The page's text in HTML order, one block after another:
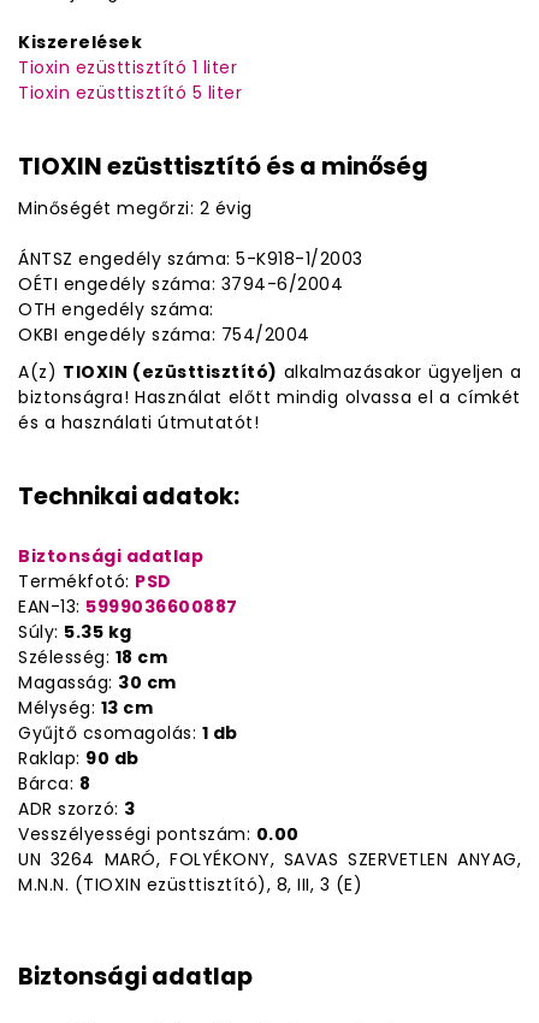
Kiszerelések
Tioxin ezüsttisztító 1 liter
Tioxin ezüsttisztító 5 liter
TIOXIN ezüsttisztító és a minőség
Minőségét megőrzi: 2 évig
ÁNTSZ engedély száma: 5-K918-1/2003
OÉTI engedély száma: 3794-6/2004
OTH engedély száma:
OKBI engedély száma: 754/2004
A(z) TIOXIN (ezüsttisztító) alkalmazásakor ügyeljen a
biztonságra! Használat előtt mindig olvassa el a címkét
és a használati útmutatót!
Technikai adatok:
Biztonsági adatlap
Termékfotó: PSD
EAN-13: 5999036600887
Súly: 5.35 kg
Szélesség: 18 cm
Magasság: 30 cm
Mélység: 13 cm
Gyűjtő csomagolás: 1 db
Raklap: 90 db
Bárca: 8
ADR szorzó: 3
Vesszélyességi pontszám: 0.00
UN 3264 MARÓ, FOLYÉKONY, SAVAS SZERVETLEN ANYAG,
M.N.N. (TIOXIN ezüsttisztító), 8, III, 3 (E)
Biztonsági adatlap